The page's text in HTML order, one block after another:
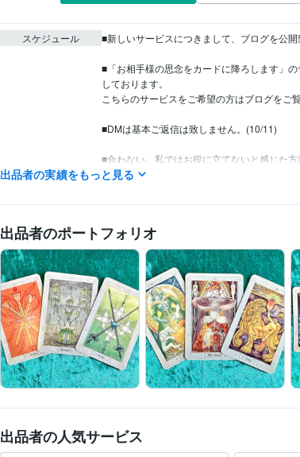
スケジュール ■新しいサービスにつきまして、ブログを公
■「お相手様の思念をカードに降ろします」
しております。
こちらのサービスをご希望の方はブログをご
■DMは基本ご返信は致しません。(10/11)
■合わない、私ではお役に立てないと感じた
す。ご了承下さいませ。
■下記に該当する方はご購入をお断りさせて
・男性
・代理の方からのご依頼
・同業、ヒーラーの方
・攻撃的な物言いの方
・注意事項、ご購入にあたってのお願い、こ
ない方
・コミュニケーションをとるのが難しい方
・良くない鑑定結果を受け止められない方
・ご自身でお考えにならない方
出品者の実績をもっと見る
出品者のポートフォリオ
出品者の人気サービス